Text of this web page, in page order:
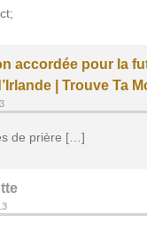
accordée pour la
| Trouve Ta
de prière […]